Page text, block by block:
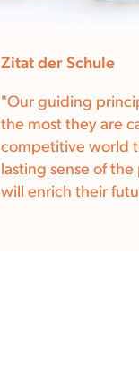
Zitat der Schule
"Our guiding
the most they are
competitive world
lasting sense of
will enrich their